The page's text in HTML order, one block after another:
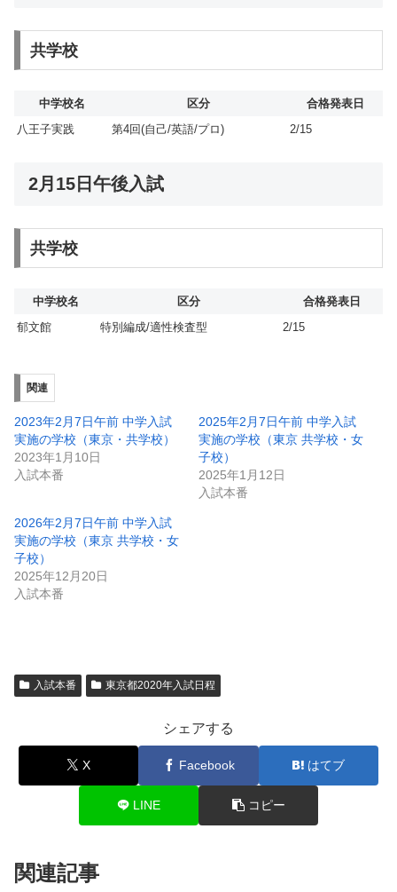
共学校
中学校名 区分
合格発表日
八王子実践
第4回(自己/英語/プロ) 2/15
2月15日午後入試
共学校
中学校名 区分
合格発表日
郁文館
特別編成/適性検査型 2/15
関連
2023年2月7日午前 中学入試
実施の学校（東京・共学校）
2023年1月10日
入試本番
2025年2月7日午前 中学入試
実施の学校（東京 共学校・女
子校）
2025年1月12日
入試本番
2026年2月7日午前 中学入試
実施の学校（東京 共学校・女
子校）
2025年12月20日
入試本番
入試本番 東京都2020年入試日程
シェアする
X Facebook はてブ
LINE コピー
関連記事